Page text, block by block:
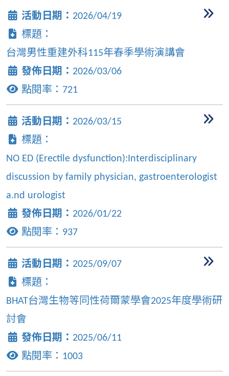
活動日期： 2026/04/19
標題：
台灣男性重建外科115年春季學術演講會
發佈日期： 2026/03/06
點閱率： 721
活動日期： 2026/03/15
標題：
NO ED (Erectile dysfunction):Interdisciplinary
discussion by family physician, gastroenterologist
a.nd urologist
發佈日期： 2026/01/22
點閱率： 937
活動日期： 2025/09/07
標題：
BHAT台灣生物等同性荷爾蒙學會2025年度學術研
討會
發佈日期： 2025/06/11
點閱率： 1003